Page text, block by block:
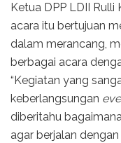
Ketua DPP LDII
acara itu bertujuan
dalam merancang,
berbagai acara
“Kegiatan yang
keberlangsungan
diberitahu
agar berjalan dengan